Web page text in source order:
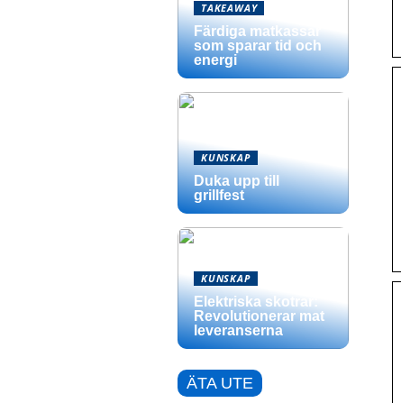
TAKEAWAY
Färdiga matkassar
som sparar tid och
energi
KUNSKAP
Duka upp till
grillfest
KUNSKAP
Elektriska skotrar:
Revolutionerar mat
leveranserna
ÄTA UTE